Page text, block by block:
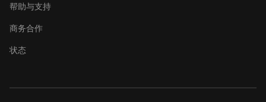
帮助与支持
商务合作
状态